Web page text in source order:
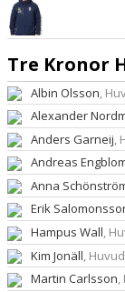
Tre Kronor
Albin Olsson,
Alexander
Anders Garneij,
Andreas
Anna
Erik
Hampus Wall,
Kim Jonäll ,
Martin Carlsson,